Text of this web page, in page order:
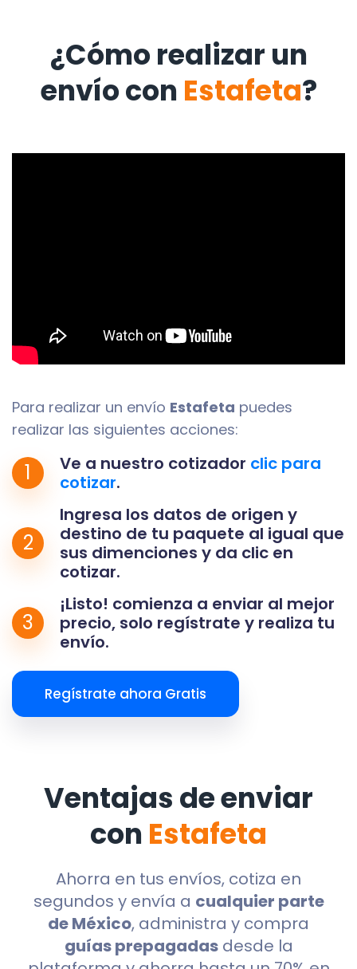
¿Cómo realizar un
envío con Estafeta?
Para realizar un envío Estafeta puedes
realizar las siguientes acciones:
1 Ve a nuestro cotizador clic para
cotizar.
2
Ingresa los datos de origen y
destino de tu paquete al igual que
sus dimenciones y da clic en
cotizar.
3
¡Listo! comienza a enviar al mejor
precio, solo regístrate y realiza tu
envío.
Regístrate ahora Gratis
Ventajas de enviar
con Estafeta
Ahorra en tus envíos, cotiza en
segundos y envía a cualquier parte
de México, administra y compra
guías prepagadasdesde la